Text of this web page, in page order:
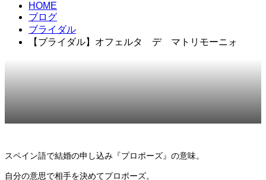
HOME
ブログ
ブライダル
【ブライダル】オフェルタ デ マトリモーニォ
スペイン語で結婚の申し込み『プロポーズ』の意味。
自分の意思で相手を決めてプロポーズ。